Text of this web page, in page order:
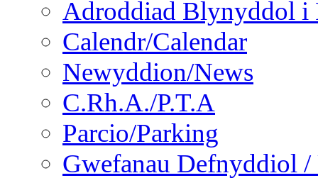
Adroddiad Blynyddol i
Calendr/Calendar
Newyddion/News
C.Rh.A./P.T.A
Parcio/Parking
Gwefanau Defnyddiol /